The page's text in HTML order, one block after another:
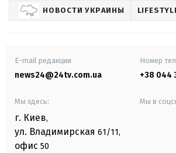
НОВОСТИ УКРАИНЫ
E-mail редакции
news24@24tv.com.ua
Номер
+38 044
Мы здесь:
г. Киев,
ул. Владимирская 61/11,
офис 50
Мы в